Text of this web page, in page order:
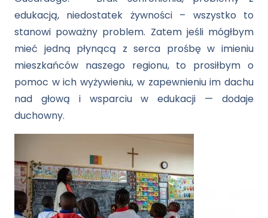
edukacją, niedostatek żywności – wszystko to
stanowi poważny problem. Zatem jeśli mógłbym
mieć jedną płynącą z serca prośbę w imieniu
mieszkańców naszego regionu, to prosiłbym o
pomoc w ich wyżywieniu, w zapewnieniu im dachu
nad głową i wsparciu w edukacji — dodaje
duchowny.